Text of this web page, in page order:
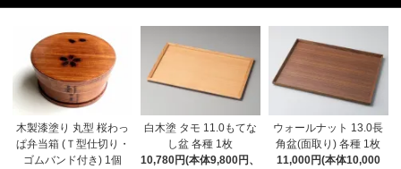
木製漆塗り 丸型 桜わっ
ぱ弁当箱 (Ｔ型仕切り・
ゴムバンド付き) 1個
白木塗 タモ 11.0もてな
し盆 各種 1枚
10,780円(本体9,800円、
ウォールナット 13.0長
角盆(面取り) 各種 1枚
11,000円(本体10,000